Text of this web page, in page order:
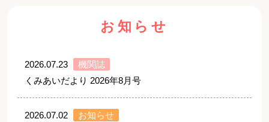
お知らせ
2026.07.23
機関誌
くみあいだより 2026年8月号
2026.07.02
お知らせ